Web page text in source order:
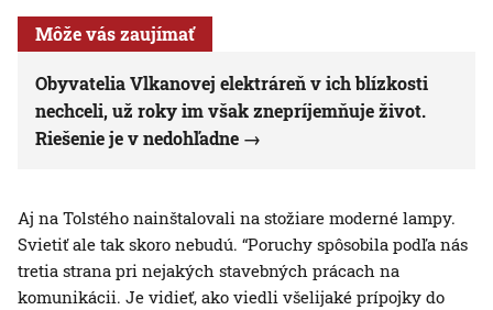
Môže vás zaujímať
Obyvatelia Vlkanovej elektráreň v ich blízkosti
nechceli, už roky im však znepríjemňuje život.
Riešenie je v nedohľadne
Aj na Tolstého nainštalovali na stožiare moderné lampy.
Svietiť ale tak skoro nebudú. “Poruchy spôsobila podľa nás
tretia strana pri nejakých stavebných prácach na
komunikácii. Je vidieť, ako viedli všelijaké prípojky do